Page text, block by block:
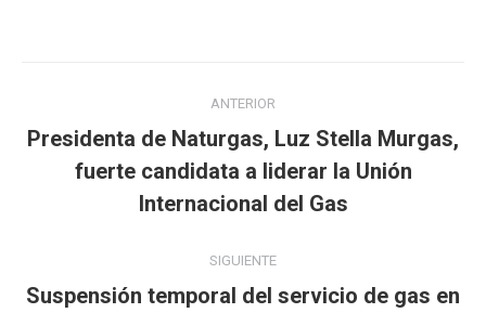
entre
publicaciones
ANTERIOR
Publicación
anterior:
Presidenta de Naturgas, Luz Stella Murgas,
fuerte candidata a liderar la Unión
Internacional del Gas
SIGUIENTE
Suspensión temporal del servicio de gas en